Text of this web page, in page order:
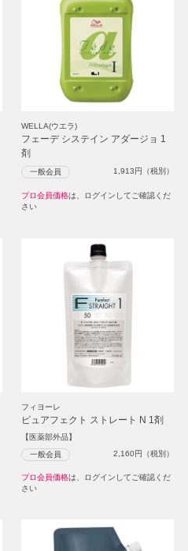
WELLA(ウエラ)
フェーデ システイン アダージョ 1
剤
一般会員 1,913円（税別）
プロ会員価格は、ログインしてご確認くだ
さい
フィヨーレ
ピュアフェクト ストレート N 1剤
【医薬部外品】
一般会員 2,160円（税別）
プロ会員価格は、ログインしてご確認くだ
さい